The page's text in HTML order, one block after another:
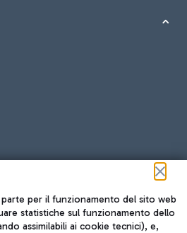
per il funzionamento del sito web
statistiche sul funzionamento dello
assimilabili ai cookie tecnici), e,